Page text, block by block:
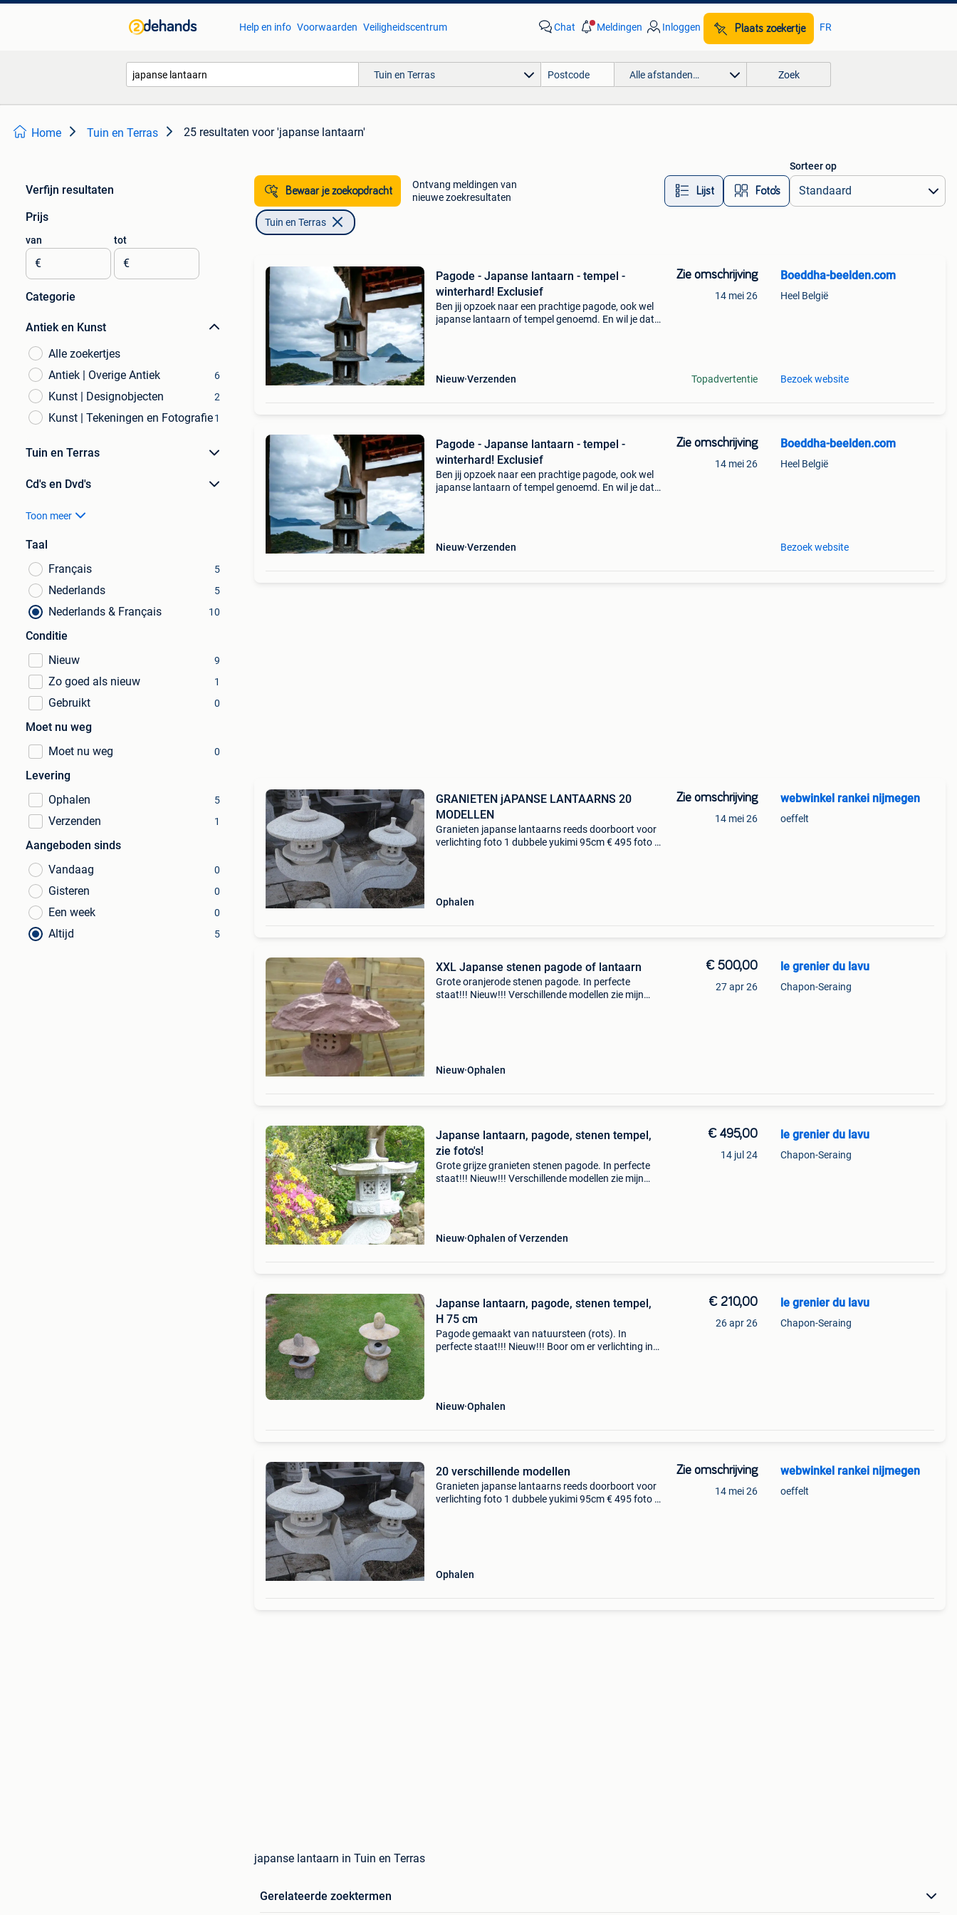
Help en info Voorwaarden Veiligheidscentrum Chat Meldingen Inloggen Plaats zoekertje FR
Tuin en Terras Alle afstanden… Zoek
Home Tuin en Terras 25 resultaten voor 'japanse lantaarn'
Verfijn resultaten
Prijs
van
€
tot
€
Categorie
Antiek en Kunst
Alle zoekertjes
Antiek | Overige Antiek
6
Kunst | Designobjecten 2
Kunst | Tekeningen en Fotografie1
Tuin en Terras
Cd's en Dvd's
Toon meer
Taal
Français
5
Nederlands 5
Nederlands & Français 10
Conditie
Nieuw
9
Zo goed als nieuw 1
Gebruikt 0
Moet nu weg
Moet nu weg
0
Levering
Ophalen
5
Verzenden 1
Aangeboden sinds
Vandaag
0
Gisteren 0
Een week 0
Altijd 5
Bewaar je zoekopdracht
Ontvang meldingen van
nieuwe zoekresultaten
Lijst Foto’s
Sorteer op
Tuin en Terras
Pagode - Japanse lantaarn - tempel -
winterhard! Exclusief
Ben jij opzoek naar een prachtige pagode, ook wel
japanse lantaarn of tempel genoemd. En wil je dat
Nieuw Verzenden
Zie omschrijving
14 mei 26
Topadvertentie
Boeddha-beelden.com
Heel België
Bezoek website
Pagode - Japanse lantaarn - tempel -
winterhard! Exclusief
Ben jij opzoek naar een prachtige pagode, ook wel
japanse lantaarn of tempel genoemd. En wil je dat
Nieuw Verzenden
Zie omschrijving
14 mei 26
Boeddha-beelden.com
Heel België
Bezoek website
GRANIETEN jAPANSE LANTAARNS 20
MODELLEN
Granieten japanse lantaarns reeds doorboort voor
verlichting foto 1 dubbele yukimi 95cm € 495 foto 2
Ophalen
Zie omschrijving
14 mei 26
webwinkel rankei nijmegen
oeffelt
XXL Japanse stenen pagode of lantaarn
Grote oranjerode stenen pagode. In perfecte
staat!!! Nieuw!!! Verschillende modellen zie mijn
Nieuw Ophalen
€ 500,00
27 apr 26
le grenier du lavu
Chapon-Seraing
Japanse lantaarn, pagode, stenen tempel,
zie foto's!
Grote grijze granieten stenen pagode. In perfecte
staat!!! Nieuw!!! Verschillende modellen zie mijn
Nieuw Ophalen of Verzenden
€ 495,00
14 jul 24
le grenier du lavu
Chapon-Seraing
Japanse lantaarn, pagode, stenen tempel,
H 75 cm
Pagode gemaakt van natuursteen (rots). In
perfecte staat!!! Nieuw!!! Boor om er verlichting in
Nieuw Ophalen
€ 210,00
26 apr 26
le grenier du lavu
Chapon-Seraing
20 verschillende modellen
Granieten japanse lantaarns reeds doorboort voor
verlichting foto 1 dubbele yukimi 95cm € 495 foto 2
Ophalen
Zie omschrijving
14 mei 26
webwinkel rankei nijmegen
oeffelt
japanse lantaarn in Tuin en Terras
Gerelateerde zoektermen